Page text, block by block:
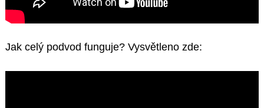
Jak celý podvod funguje? Vysvětleno zde: